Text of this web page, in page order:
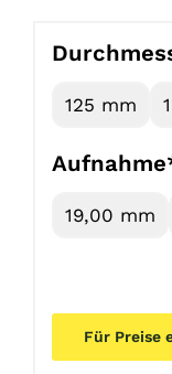
125 mm
19,00 mm
Für Preise